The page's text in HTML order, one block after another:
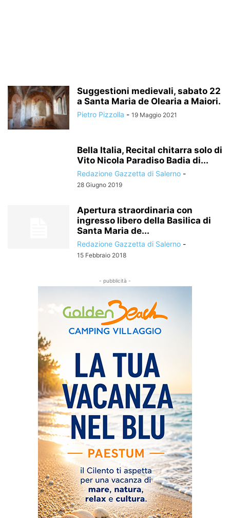
Suggestioni medievali, sabato 22
a Santa Maria de Olearia a Maiori.
Pietro Pizzolla - 19 Maggio 2021
Bella Italia, Recital chitarra solo di
Vito Nicola Paradiso Badia di...
Redazione Gazzetta di Salerno -
28 Giugno 2019
Apertura straordinaria con
ingresso libero della Basilica di
Santa Maria de...
Redazione Gazzetta di Salerno -
15 Febbraio 2018
- pubblicità -